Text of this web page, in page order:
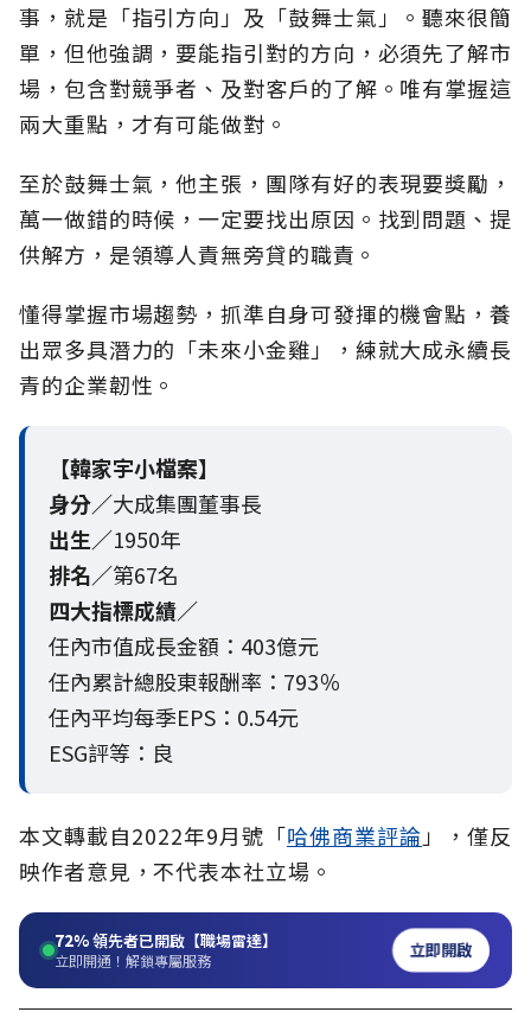
事，就是「指引方向」及「鼓舞士氣」。聽來很簡
單，但他強調，要能指引對的方向，必須先了解市
場，包含對競爭者、及對客戶的了解。唯有掌握這
兩大重點，才有可能做對。
至於鼓舞士氣，他主張，團隊有好的表現要獎勵，
萬一做錯的時候，一定要找出原因。找到問題、提
供解方，是領導人責無旁貸的職責。
懂得掌握市場趨勢，抓準自身可發揮的機會點，養
出眾多具潛力的「未來小金雞」，練就大成永續長
青的企業韌性。
【韓家宇小檔案】
身分／大成集團董事長
出生／1950年
排名／第67名
四大指標成績／
任內市值成長金額：403億元
任內累計總股東報酬率：793％
任內平均每季EPS：0.54元
ESG評等：良
本文轉載自2022年9月號「哈佛商業評論 」，僅反
映作者意見，不代表本社立場。
72%領先者已開啟【職場雷達】
立即開通！解鎖專屬服務 立即開啟